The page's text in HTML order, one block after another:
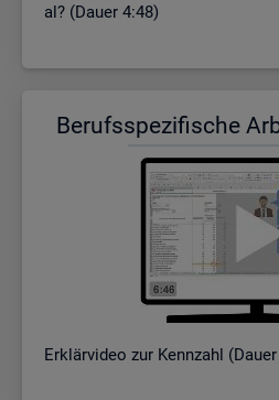
al? (Dauer 4:48)
Be­rufs­spe­zi­fi­sche
Er­klär­vi­deo zur Kenn­zahl